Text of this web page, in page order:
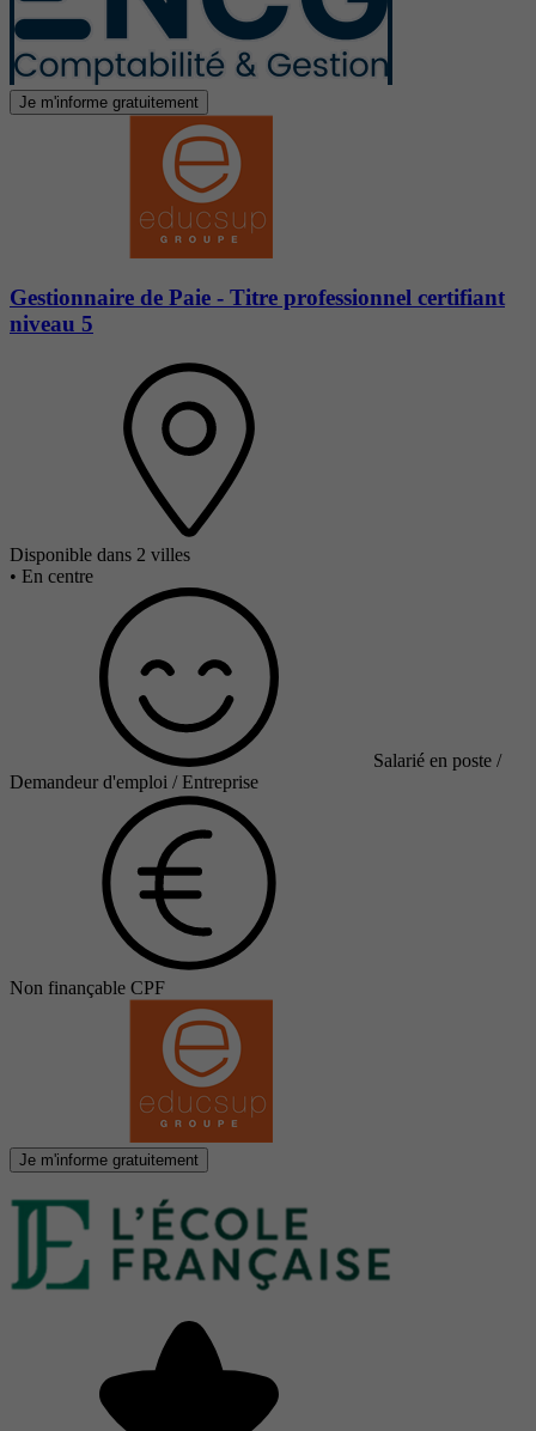
Je m'informe gratuitement
Gestionnaire de Paie - Titre professionnel certifiant
niveau 5
Disponible dans 2 villes
• En centre
Salarié en poste /
Demandeur d'emploi / Entreprise
Non finançable CPF
Je m'informe gratuitement